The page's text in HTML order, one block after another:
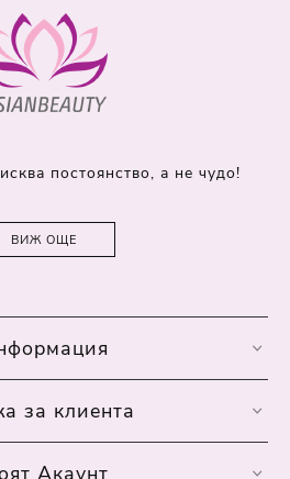
постоянство, а не чудо!
ВИЖ ОЩЕ
за клиента
Акаунт